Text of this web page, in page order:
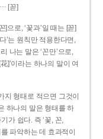
[꼳]
]으로, ‘꽃과’일 때는 [꼳]
’는 원칙만 적용한다면,
나는 말은 ‘꼰만’으로,
]’이라는 하나의 말이 여
지 형태로 적으면 그것이
하나의 말은 형태를 하
가 쉽다. 즉 ‘꽃, 꼰,
파악하는 데 효과적이